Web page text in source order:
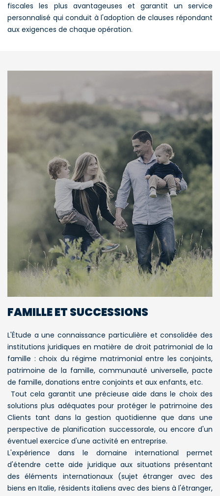
fiscales les plus avantageuses et garantit un service
personnalisé qui conduit à l'adoption de clauses répondant
aux exigences de chaque opération.
FAMILLE ET SUCCESSIONS
L'Étude a une connaissance particulière et consolidée des
institutions juridiques en matière de droit patrimonial de la
famille : choix du régime matrimonial entre les conjoints,
patrimoine de la famille, communauté universelle, pacte
de famille, donations entre conjoints et aux enfants, etc.
Tout cela garantit une précieuse aide dans le choix des
solutions plus adéquates pour protéger le patrimoine des
Clients tant dans la gestion quotidienne que dans une
perspective de planification successorale, ou encore d'un
éventuel exercice d'une activité en entreprise.
L'expérience dans le domaine international permet
d'étendre cette aide juridique aux situations présentant
des éléments internationaux (sujet étranger avec des
biens en Italie, résidents italiens avec des biens à l'étranger,